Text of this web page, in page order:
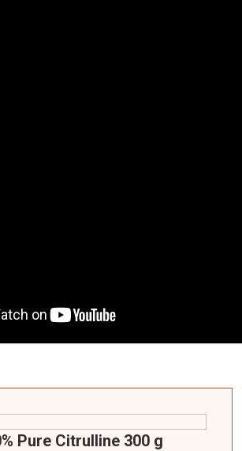
Pure Citrulline 300 g